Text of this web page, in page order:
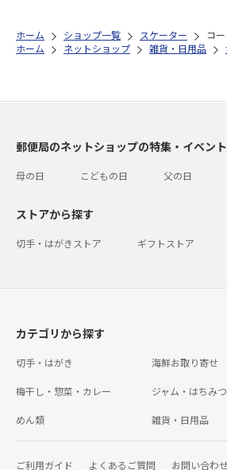
ホーム ショップ一覧 スケーター
コ
ホーム
ネットショップ 雑貨・日用品
郵便局のネットショップの特集・イベント
母の日 こどもの日 父の日
ストアから探す
切手・はがきストア ギフトストア
カテゴリから探す
切手・はがき 海鮮お取り寄せ
梅干し・惣菜・カレー ジャム・はちみつ
めん類 雑貨・日用品
ご利用ガイド よくあるご質問 お問い合わ